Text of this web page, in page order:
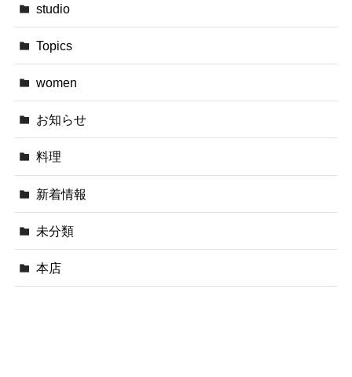
studio
Topics
women
お知らせ
料理
新着情報
未分類
本店